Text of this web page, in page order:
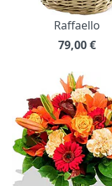
Raffaello
79,00€